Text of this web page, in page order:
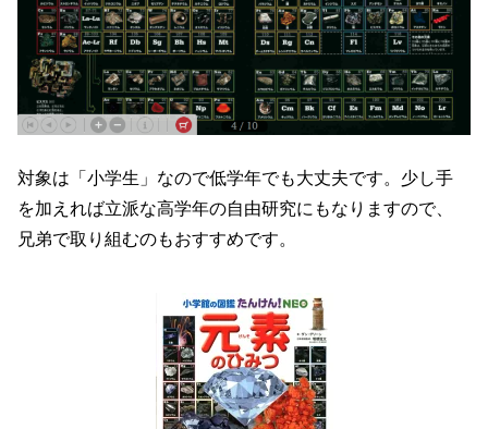
対象は「小学生」なので低学年でも大丈夫です。少し手
を加えれば立派な高学年の自由研究にもなりますので、
兄弟で取り組むのもおすすめです。